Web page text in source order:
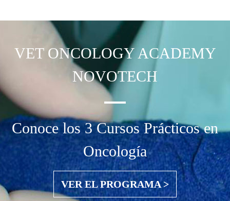
VET ONCOLOGYACADEMY
NOVOTECH
Conoce los 3 Cursos Prácticos en
Oncología
VER EL PROGRAMA >